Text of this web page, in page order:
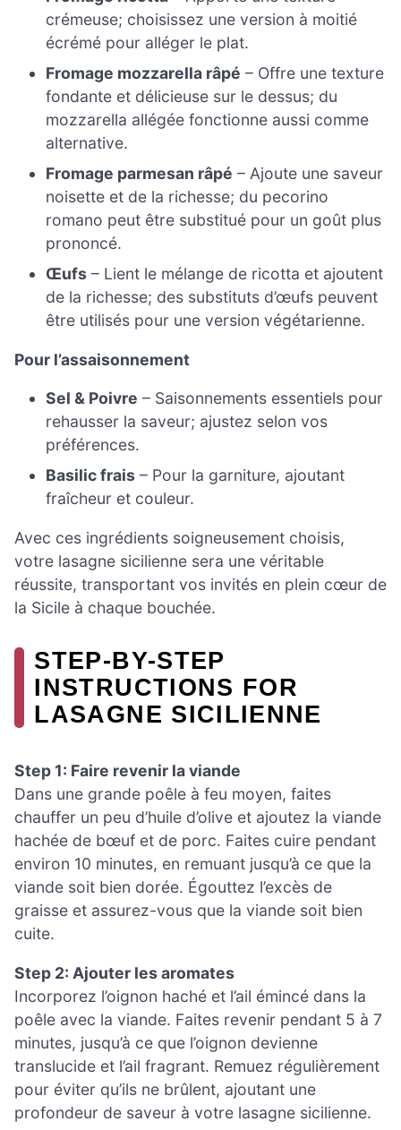
crémeuse; choisissez une version à moitié
écrémé pour alléger le plat.
Fromage mozzarella râpé – Offre une texture
fondante et délicieuse sur le dessus; du
mozzarella allégée fonctionne aussi comme
alternative.
Fromage parmesan râpé – Ajoute une saveur
noisette et de la richesse; du pecorino
romano peut être substitué pour un goût plus
prononcé.
Œufs – Lient le mélange de ricotta et ajoutent
de la richesse; des substituts d’œufs peuvent
être utilisés pour une version végétarienne.
Pour l’assaisonnement
Sel & Poivre – Saisonnements essentiels pour
rehausser la saveur; ajustez selon vos
préférences.
Basilic frais – Pour la garniture, ajoutant
fraîcheur et couleur.
Avec ces ingrédients soigneusement choisis,
votre lasagne sicilienne sera une véritable
réussite, transportant vos invités en plein cœur de
la Sicile à chaque bouchée.
STEP-BY-STEP
INSTRUCTIONS FOR
LASAGNE SICILIENNE
Step 1: Faire revenir la viande
Dans une grande poêle à feu moyen, faites
chauffer un peu d’huile d’olive et ajoutez la viande
hachée de bœuf et de porc. Faites cuire pendant
environ 10 minutes, en remuant jusqu’à ce que la
viande soit bien dorée. Égouttez l’excès de
graisse et assurez-vous que la viande soit bien
cuite.
Step 2: Ajouter les aromates
Incorporez l’oignon haché et l’ail émincé dans la
poêle avec la viande. Faites revenir pendant 5 à 7
minutes, jusqu’à ce que l’oignon devienne
translucide et l’ail fragrant. Remuez régulièrement
pour éviter qu’ils ne brûlent, ajoutant une
profondeur de saveur à votre lasagne sicilienne.